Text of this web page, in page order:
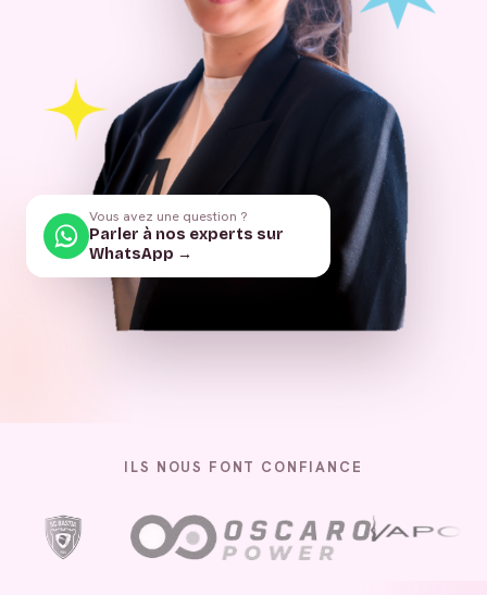
Vous avez une question ?
Parler à nos experts sur
WhatsApp →
ILS NOUS FONT CONFIANCE